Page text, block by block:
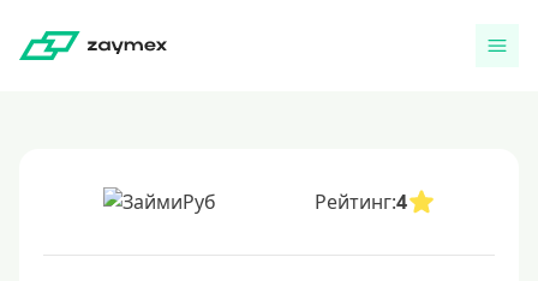
Рейтинг:4